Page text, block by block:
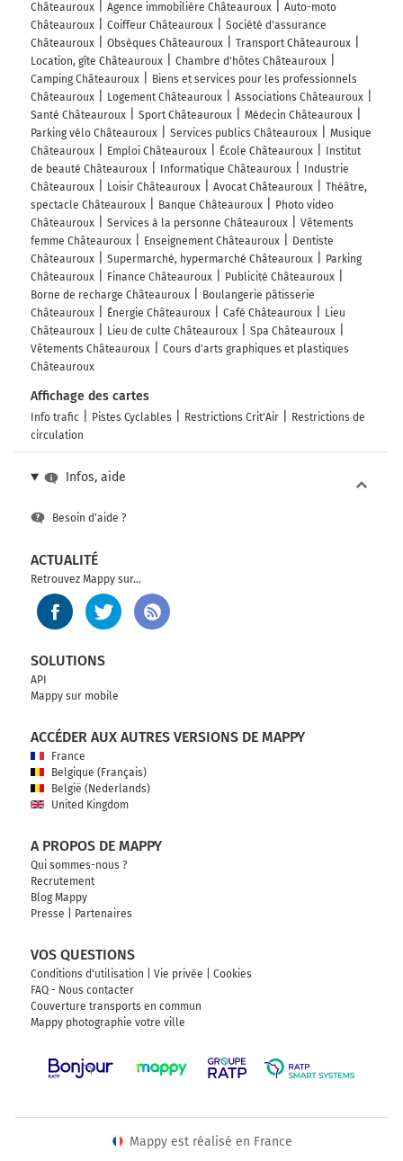
Châteauroux
Agence immobilière Châteauroux
Auto-moto
Châteauroux
Coiffeur Châteauroux
Société d'assurance
Châteauroux
Obsèques Châteauroux
Transport Châteauroux
Location, gîte Châteauroux
Chambre d'hôtes Châteauroux
Camping Châteauroux
Biens et services pour les professionnels
Châteauroux
Logement Châteauroux
Associations Châteauroux
Santé Châteauroux
Sport Châteauroux
Médecin Châteauroux
Parking vélo Châteauroux
Services publics Châteauroux
Musique
Châteauroux
Emploi Châteauroux École Châteauroux
Institut
de beauté Châteauroux
Informatique Châteauroux
Industrie
Châteauroux
Loisir Châteauroux Avocat Châteauroux
Théâtre,
spectacle Châteauroux
Banque Châteauroux
Photo video
Châteauroux
Services à la personne Châteauroux
Vêtements
femme Châteauroux
Enseignement Châteauroux
Dentiste
Châteauroux
Supermarché, hypermarché Châteauroux
Parking
Châteauroux
Finance Châteauroux
Publicité Châteauroux
Borne de recharge Châteauroux
Boulangerie pâtisserie
Châteauroux
Énergie Châteauroux Café Châteauroux
Lieu
Châteauroux
Lieu de culte Châteauroux
Spa Châteauroux
Vêtements Châteauroux
Cours d'arts graphiques et plastiques
Châteauroux
Affichage des cartes
Info trafic Pistes Cyclables Restrictions Crit'Air
Restrictions de
circulation
Infos, aide
Besoin d'aide ?
ACTUALITÉ
Retrouvez Mappy sur...
SOLUTIONS
API
Mappy sur mobile
ACCÉDER AUX AUTRES VERSIONS DE MAPPY
France
Belgique (Français)
België (Nederlands)
United Kingdom
A PROPOS DE MAPPY
Qui sommes-nous ?
Recrutement
Blog Mappy
Presse
Partenaires
VOS QUESTIONS
Conditions d'utilisation Vie privée
Cookies
FAQ - Nous contacter
Couverture transports en commun
Mappy photographie votre ville
Mappy est réalisé en France